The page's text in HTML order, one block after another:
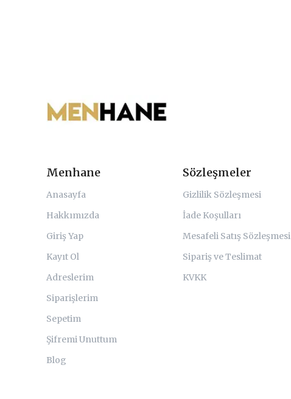
Menhane
Anasayfa
Hakkımızda
Giriş Yap
Kayıt Ol
Adreslerim
Siparişlerim
Sepetim
Şifremi Unuttum
Blog
Sözleşmeler
Gizlilik Sözleşmesi
İade Koşulları
Mesafeli Satış Sözleşmesi
Sipariş ve Teslimat
KVKK